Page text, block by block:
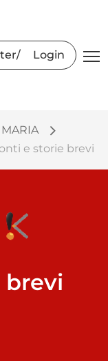
Login
e storie brevi
brevi